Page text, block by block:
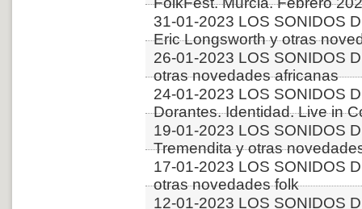
31-01-2023 LOS SONIDOS
Eric Longsworth y otras
26-01-2023 LOS SONIDOS
otras novedades africanas
24-01-2023 LOS SONIDOS
Dorantes. Identidad. Live in
19-01-2023 LOS SONIDOS
Tremendita y otras
17-01-2023 LOS SONIDOS
otras novedades folk
12-01-2023 LOS SONIDOS